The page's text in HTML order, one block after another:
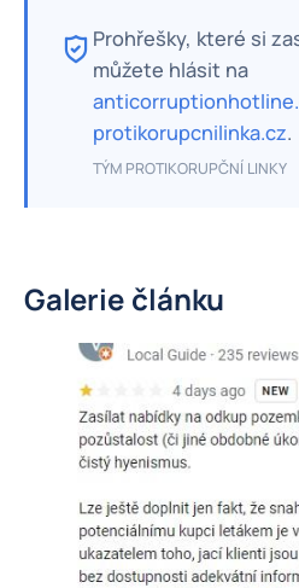
Prohřešky, které si
můžete hlásit na
protikorupcnilinka.cz.
TÝM PROTIKORUPČNÍ LINKY
Galerie článku